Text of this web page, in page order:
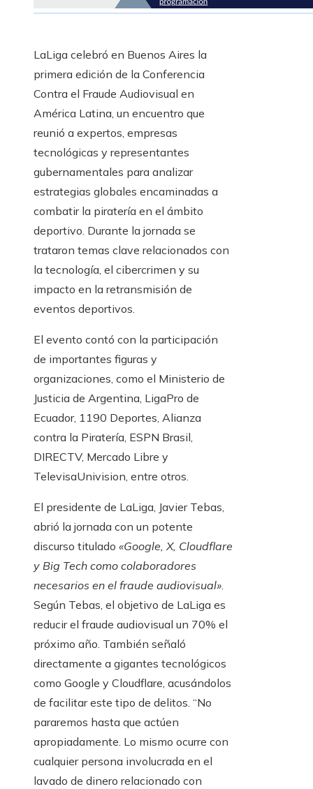
LaLiga celebró en Buenos Aires la
primera edición de la Conferencia
Contra el Fraude Audiovisual en
América Latina, un encuentro que
reunió a expertos, empresas
tecnológicas y representantes
gubernamentales para analizar
estrategias globales encaminadas a
combatir la piratería en el ámbito
deportivo. Durante la jornada se
trataron temas clave relacionados con
la tecnología, el cibercrimen y su
impacto en la retransmisión de
eventos deportivos.
El evento contó con la participación
de importantes figuras y
organizaciones, como el Ministerio de
Justicia de Argentina, LigaPro de
Ecuador, 1190 Deportes, Alianza
contra la Piratería, ESPN Brasil,
DIRECTV, Mercado Libre y
TelevisaUnivision, entre otros.
El presidente de LaLiga, Javier Tebas,
abrió la jornada con un potente
discurso titulado «Google, X, Cloudflare
y Big Tech como colaboradores
necesarios en el fraude audiovisual».
Según Tebas, el objetivo de LaLiga es
reducir el fraude audiovisual un 70% el
próximo año. También señaló
directamente a gigantes tecnológicos
como Google y Cloudflare, acusándolos
de facilitar este tipo de delitos. “No
pararemos hasta que actúen
apropiadamente. Lo mismo ocurre con
cualquier persona involucrada en el
lavado de dinero relacionado con